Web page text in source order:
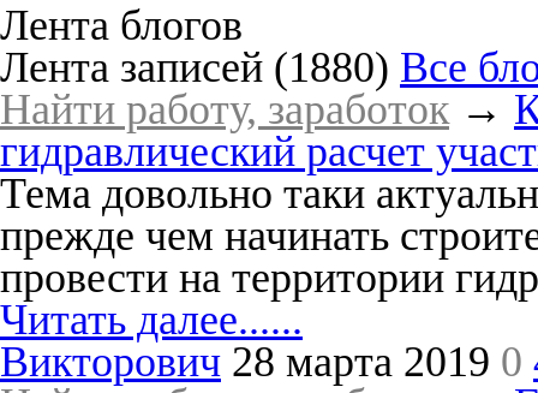
Лента блогов
Лента записей (1880) Все
Найти работу, заработок→
гидравлический расчет
Тема довольно таки
прежде чем начинать
провести на территории
Читать далее......
Викторович 28 марта 2019 0